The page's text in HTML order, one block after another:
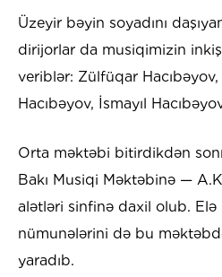
Üzeyir bəyin soyadını
dirijorlar da musiqimizin
veriblər: Zülfüqar
Hacıbəyov, İsmayıl
Orta məktəbi bitirdikdən
Bakı Musiqi Məktəbinə —
alətləri sinfinə daxil olub. Elə
nümunələrini də bu
yaradıb.